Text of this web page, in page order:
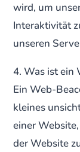
wird, um
Interaktivität
unseren
4. Was ist ein
Ein Web-
kleines
einer
der Website